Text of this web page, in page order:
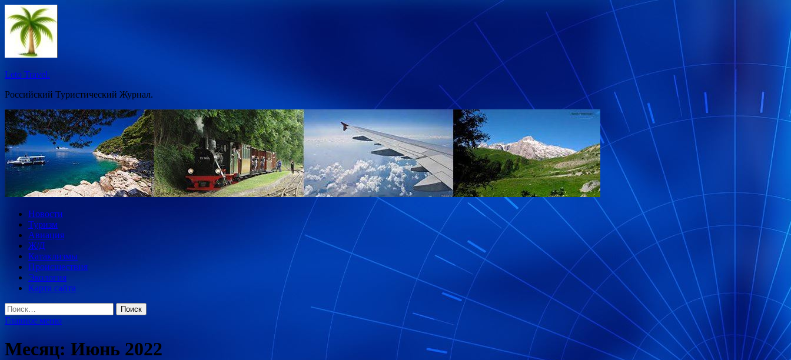
Перейти
к
содержимому
Leto Travel.
Российский Туристический Журнал.
Новости
Туризм
Авиация
Ж/Д
Катаклизмы
Происшествия
Экология
Карта сайта
Найти:
Главное меню
Месяц: Июнь 2022